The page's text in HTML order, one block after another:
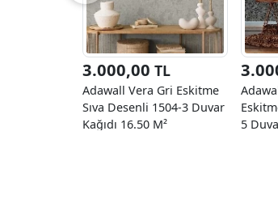
3.000,00 TL
Adawall Vera Gri Eskitme
Sıva Desenli 1504-3 Duvar
Kağıdı 16.50 M²
5